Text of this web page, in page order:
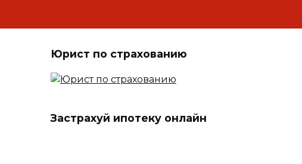
Юрист по страхованию
Застрахуй ипотеку онлайн